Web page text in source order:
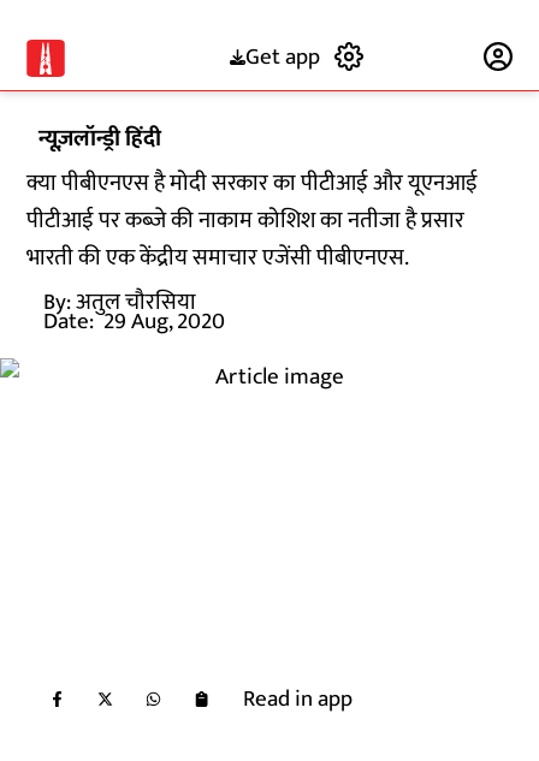
Get app
न्यूज़लॉन्ड्री हिंदी
क्या पीबीएनएस है मोदी सरकार का पीटीआई और यूएनआई
पीटीआई पर कब्जे की नाकाम कोशिश का नतीजा है प्रसार
भारती की एक केंद्रीय समाचार एजेंसी पीबीएनएस.
By:अतुल चौरसिया
Date: 29 Aug, 2020
Read in app